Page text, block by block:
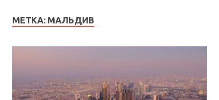
МЕТКА: МАЛЬДИВ